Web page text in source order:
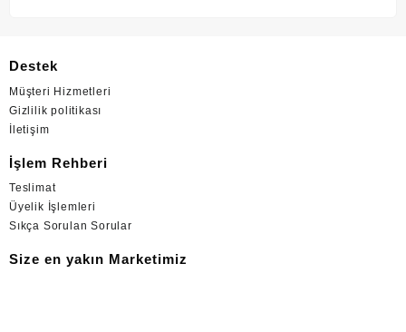
Destek
Müşteri Hizmetleri
Gizlilik politikası
İletişim
İşlem Rehberi
Teslimat
Üyelik İşlemleri
Sıkça Sorulan Sorular
Size en yakın Marketimiz